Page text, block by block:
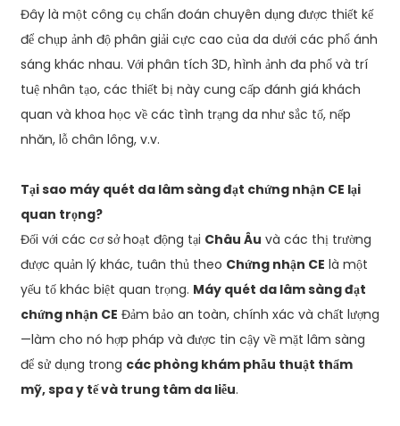
Đây là một công cụ chẩn đoán chuyên dụng được thiết kế
để chụp ảnh độ phân giải cực cao của da dưới các phổ ánh
sáng khác nhau. Với phân tích 3D, hình ảnh đa phổ và trí
tuệ nhân tạo, các thiết bị này cung cấp đánh giá khách
quan và khoa học về các tình trạng da như sắc tố, nếp
nhăn, lỗ chân lông, v.v.
Tại sao máy quét da lâm sàng đạt chứng nhận CE lại
quan trọng?
Đối với các cơ sở hoạt động tại Châu Âu và các thị trường
được quản lý khác, tuân thủ theo Chứng nhận CE là một
yếu tố khác biệt quan trọng. Máy quét da lâm sàng đạt
chứng nhận CE Đảm bảo an toàn, chính xác và chất lượng
—làm cho nó hợp pháp và được tin cậy về mặt lâm sàng
để sử dụng trong các phòng khám phẫu thuật thẩm
mỹ, spa y tế và trung tâm da liễu.